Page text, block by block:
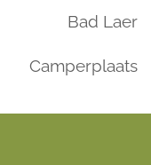
Bad Laer
Camperplaats